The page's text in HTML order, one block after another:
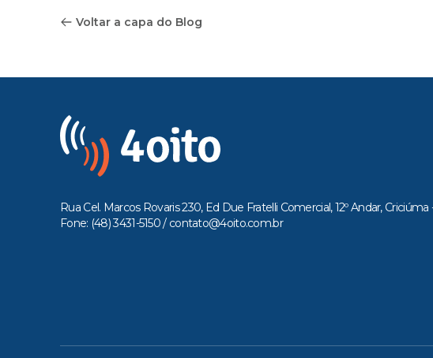
Voltar a capa do Blog
Rua Cel. Marcos Rovaris 230, Ed Due Fratelli Comercial, 12º Andar, Criciúma
Fone: (48) 3431-5150 / contato@4oito.com.br